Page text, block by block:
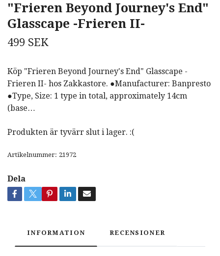
"Frieren Beyond Journey's End"
Glasscape -Frieren II-
499 SEK
Köp "Frieren Beyond Journey's End" Glasscape -
Frieren II- hos Zakkastore. ●Manufacturer: Banpresto
●Type, Size: 1 type in total, approximately 14cm
(base…
Produkten är tyvärr slut i lager. :(
Artikelnummer: 21972
Dela
INFORMATION RECENSIONER